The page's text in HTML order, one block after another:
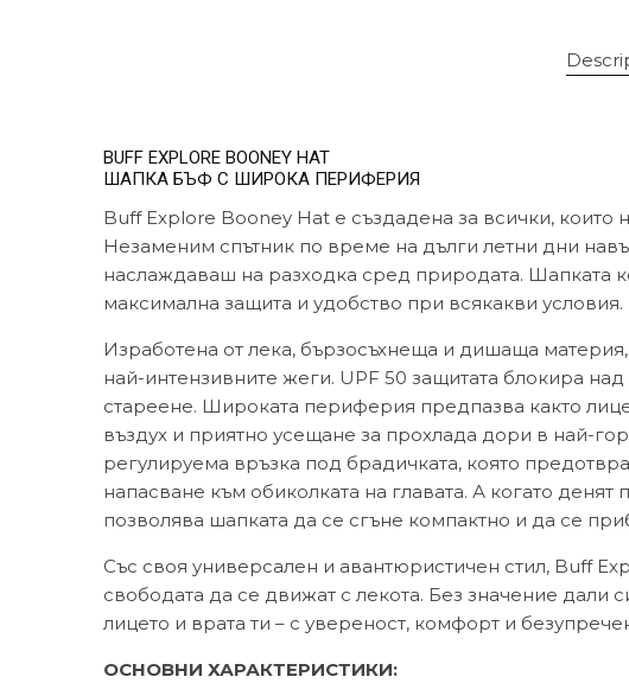
BUFF EXPLORE BOONEY HAT
ШАПКА БЪФ С ШИРОКА ПЕРИФЕРИЯ
Buff Explore Booney Hat е създадена за всички,
Незаменим спътник по време на дълги летни дни
наслаждаваш на разходка сред природата. Шапката
максимална защита и удобство при всякакви условия.
Изработена от лека, бързосъхнеща и дишаща
най-интензивните жеги. UPF 50 защитата блокира
стареене. Широката периферия предпазва както
въздух и приятно усещане за прохлада дори в най-
регулируема връзка под брадичката, която
напасване към обиколката на главата. А когато
позволява шапката да се сгъне компактно и да се
Със своя универсален и авантюристичен стил, Buff
свободата да се движат с лекота. Без значение дали
лицето и врата ти – с увереност, комфорт и
ОСНОВНИ ХАРАКТЕРИСТИКИ: